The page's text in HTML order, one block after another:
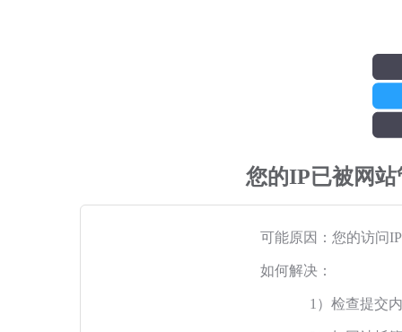
您的IP已被网
可能原因：您的访问
如何解决：
1）检查提交